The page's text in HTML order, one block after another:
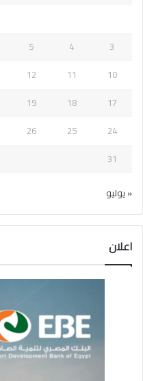
3
4
5
10
11
12
17
18
19
24
25
26
31
« يوليو
اعلان